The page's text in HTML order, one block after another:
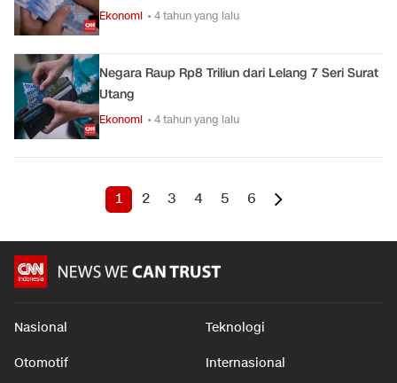
Ekonomi • 4 tahun yang lalu
Negara Raup Rp8 Triliun dari Lelang 7 Seri Surat
Utang
Ekonomi • 4 tahun yang lalu
1 2 3 4 5 6
Nasional Teknologi
Otomotif Internasional